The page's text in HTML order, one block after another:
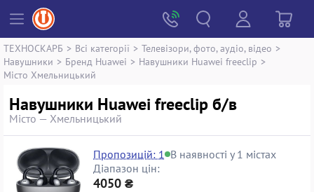
ТЕХНОСКАРБ > Всі категорії > Телевізори, фото, аудіо, відео >
Навушники > Бренд Huawei > Навушники Huawei freeclip >
Місто Хмельницький
Навушники Huawei freeclip б/в
Місто — Хмельницький
Пропозицій: 1 В наявності у 1 містах
Діапазон цін:
4050 ₴